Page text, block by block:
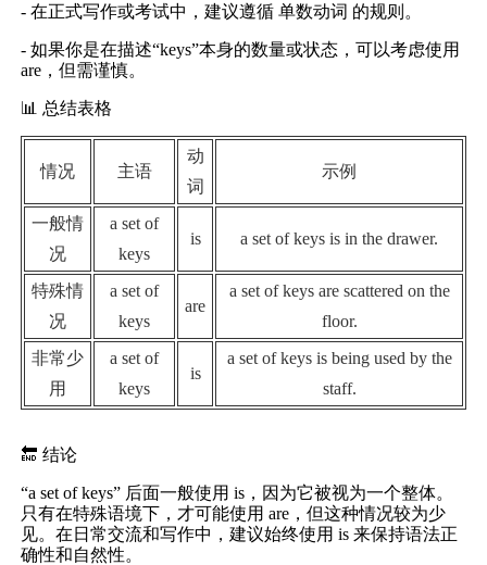
- 在正式写作或考试中，建议遵循 单数动词 的规则。
- 如果你是在描述“keys”本身的数量或状态，可以考虑使用
are，但需谨慎。
📊 总结表格
情况 主语
动
词
示例
一般情
况
a set of
keys
is a set of keys is in the drawer.
特殊情
况
a set of
keys
are
a set of keys are scattered on the
floor.
非常少
用
a set of
keys
is
a set of keys is being used by the
staff.
🔚 结论
“a set of keys” 后面一般使用 is，因为它被视为一个整体。
只有在特殊语境下，才可能使用 are，但这种情况较为少
见。在日常交流和写作中，建议始终使用 is 来保持语法正
确性和自然性。